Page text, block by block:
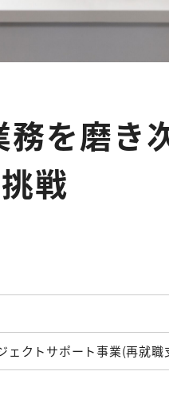
を磨き
戦
ェクトサポート事業(再就職